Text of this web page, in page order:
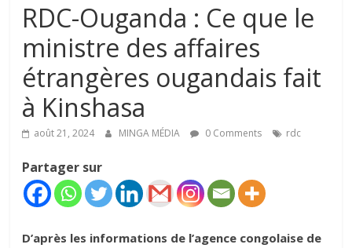
RDC-Ouganda : Ce que le
ministre des affaires
étrangères ougandais fait
à Kinshasa
août 21, 2024 MINGA MÉDIA 0 Comments rdc
Partager sur
D’après les informations de l’agence congolaise de